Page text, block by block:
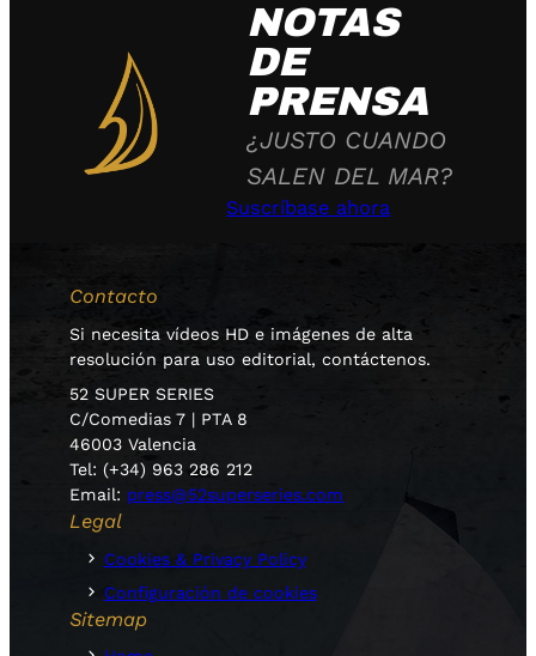
NOTAS
DE
PRENSA
¿JUSTO CUANDO
SALEN DEL MAR?
Suscríbase ahora
Contacto
Si necesita vídeos HD e imágenes de alta
resolución para uso editorial, contáctenos.
52 SUPER SERIES
C/Comedias 7 | PTA 8
46003 Valencia
Tel: (+34) 963 286 212
Email: press@52superseries.com
Legal
Cookies & Privacy Policy
Configuración de cookies
Sitemap